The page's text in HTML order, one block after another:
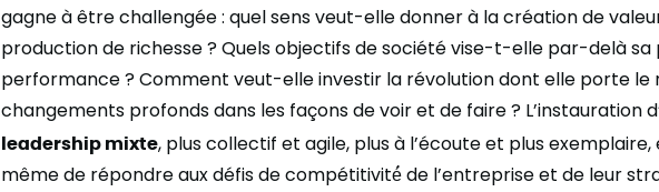
gagne à être challengée : quel sens veut-elle donner à la création de
production de richesse ? Quels objectifs de société vise-t-elle par-delà
performance ? Comment veut-elle investir la révolution dont elle porte le
changements profonds dans les façons de voir et de faire ? L’instauration
leadership mixte, plus collectif et agile, plus à l’écoute et plus exemplaire,
même de répondre aux défis de compétitivité́ de l’entreprise et de leur